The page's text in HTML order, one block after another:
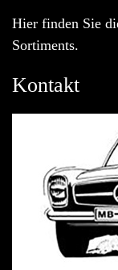
Hier finden Sie
Sortiments.
Kontakt